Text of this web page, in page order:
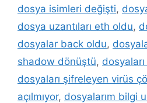
dosya isimleri değişti,
dosya uzantıları eth oldu,
dosyalar back oldu,
shadow dönüştü,
dosyaları şifreleyen virüs
açılmıyor, dosyalarım bilgi